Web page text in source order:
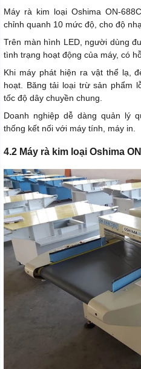
Máy rà kim loại Oshima ON-
chỉnh quanh 10 mức độ, cho độ
Trên màn hình LED, người dùng
tình trạng hoạt động của máy, có
Khi máy phát hiện ra vật thể lạ,
hoạt. Băng tải loại trừ sản phẩm
tốc độ dây chuyền chung.
Doanh nghiệp dễ dàng quản lý
thống kết nối với máy tính, máy in.
4.2 Máy rà kim loại Oshima